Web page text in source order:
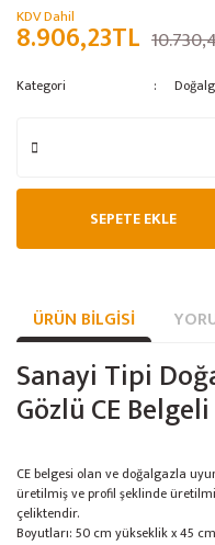
KDV Dahil
8.906,23TL
Kategori
SEPETE EKLE
ÜRÜN BILGISI
Sanayi Tipi
Gözlü CE Belgeli
CE belgesi olan ve doğalgazla
üretilmiş ve profil şeklinde
çeliktendir.
Boyutları: 50 cm yükseklik x 45